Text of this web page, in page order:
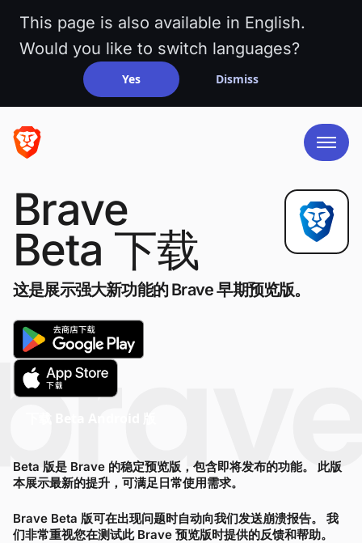
This page is also available in English.
Would you like to switch languages?
Yes Dismiss
Brave
Beta 下载
这是展示强大新功能的 Brave 早期预览版。
Beta 版是 Brave 的稳定预览版，包含即将发布的功能。 此版
本展示最新的提升，可满足日常使用需求。
Brave Beta 版可在出现问题时自动向我们发送崩溃报告。 我
们非常重视您在测试此 Brave 预览版时提供的反馈和帮助。